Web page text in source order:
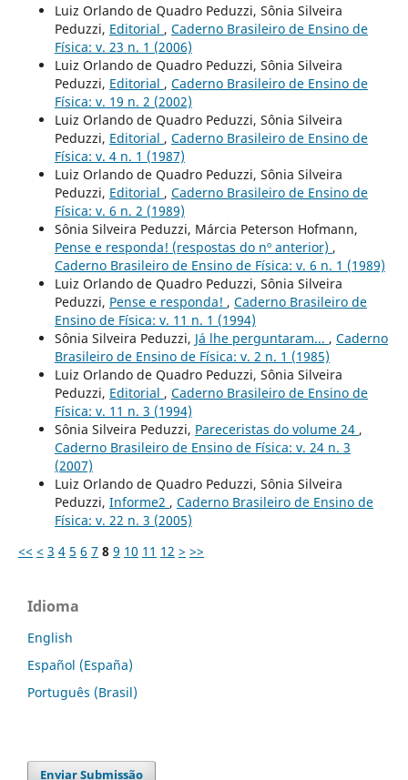
Luiz Orlando de Quadro Peduzzi, Sônia Silveira
Peduzzi, Editorial , Caderno Brasileiro de Ensino de
Física: v. 23 n. 1 (2006)
Luiz Orlando de Quadro Peduzzi, Sônia Silveira
Peduzzi, Editorial , Caderno Brasileiro de Ensino de
Física: v. 19 n. 2 (2002)
Luiz Orlando de Quadro Peduzzi, Sônia Silveira
Peduzzi, Editorial , Caderno Brasileiro de Ensino de
Física: v. 4 n. 1 (1987)
Luiz Orlando de Quadro Peduzzi, Sônia Silveira
Peduzzi, Editorial , Caderno Brasileiro de Ensino de
Física: v. 6 n. 2 (1989)
Sônia Silveira Peduzzi, Márcia Peterson Hofmann,
Pense e responda! (respostas do nº anterior) ,
Caderno Brasileiro de Ensino de Física: v. 6 n. 1 (1989)
Luiz Orlando de Quadro Peduzzi, Sônia Silveira
Peduzzi, Pense e responda! , Caderno Brasileiro de
Ensino de Física: v. 11 n. 1 (1994)
Sônia Silveira Peduzzi, Já lhe perguntaram... , Caderno
Brasileiro de Ensino de Física: v. 2 n. 1 (1985)
Luiz Orlando de Quadro Peduzzi, Sônia Silveira
Peduzzi, Editorial , Caderno Brasileiro de Ensino de
Física: v. 11 n. 3 (1994)
Sônia Silveira Peduzzi, Pareceristas do volume 24 ,
Caderno Brasileiro de Ensino de Física: v. 24 n. 3
(2007)
Luiz Orlando de Quadro Peduzzi, Sônia Silveira
Peduzzi, Informe2 , Caderno Brasileiro de Ensino de
Física: v. 22 n. 3 (2005)
<< < 3 4 5 6 7 8 9 10 11 12 > >>
Idioma
English
Español (España)
Português (Brasil)
Enviar Submissão